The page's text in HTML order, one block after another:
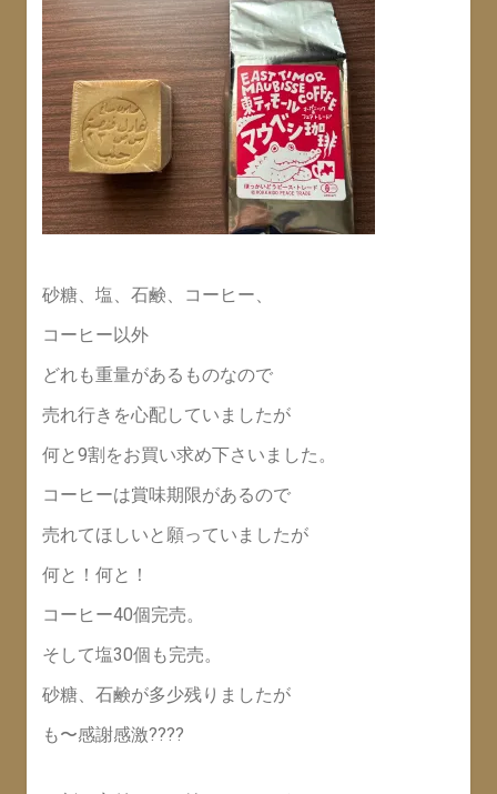
砂糖、塩、石鹸、コーヒー、
コーヒー以外
どれも重量があるものなので
売れ行きを心配していましたが
何と9割をお買い求め下さいました。
コーヒーは賞味期限があるので
売れてほしいと願っていましたが
何と！何と！
コーヒー40個完売。
そして塩30個も完売。
砂糖、石鹸が多少残りましたが
も〜感謝感激????